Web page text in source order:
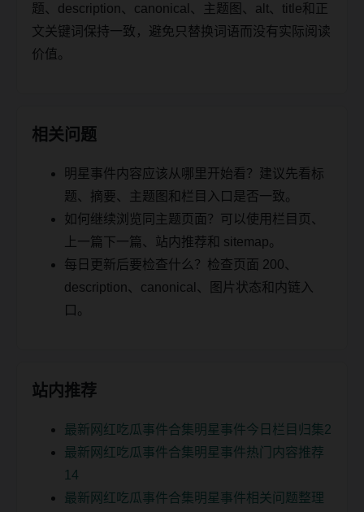
题、description、canonical、主题图、alt、title和正
文关键词保持一致，避免只替换词语而没有实际阅读
价值。
相关问题
明星事件内容应该从哪里开始看？建议先看标
题、摘要、主题图和栏目入口是否一致。
如何继续浏览同主题页面？可以使用栏目页、
上一篇下一篇、站内推荐和 sitemap。
每日更新后要检查什么？检查页面 200、
description、canonical、图片状态和内链入
口。
站内推荐
最新网红吃瓜事件合集明星事件今日栏目归集2
最新网红吃瓜事件合集明星事件热门内容推荐
14
最新网红吃瓜事件合集明星事件相关问题整理